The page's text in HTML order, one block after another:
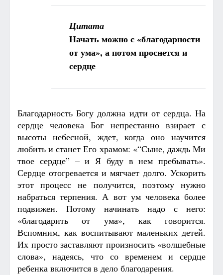
Цитата
Начать можно с «благодарности
от ума», а потом проснется и
сердце
Благодарность Богу должна идти от сердца. На
сердце человека Бог непрестанно взирает с
высоты небесной, ждет, когда оно научится
любить и станет Его храмом: «“Сыне, даждь Ми
твое сердце” – и Я буду в нем пребывать».
Сердце отогревается и мягчает долго. Ускорить
этот процесс не получится, поэтому нужно
набраться терпения. А вот ум человека более
подвижен. Потому начинать надо с него:
«благодарить от ума», как говорится.
Вспомним, как воспитывают маленьких детей.
Их просто заставляют произносить «волшебные
слова», надеясь, что со временем и сердце
ребенка включится в дело благодарения.